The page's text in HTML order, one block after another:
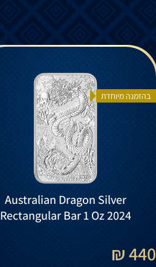
בהזמנה מיוחדת
Australian Dragon Silver
Rectangular Bar 1 Oz 2024
440 ₪